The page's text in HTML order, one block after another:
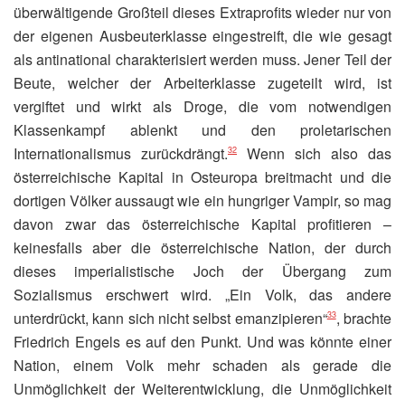
überwältigende Großteil dieses Extraprofits wieder nur von
der eigenen Ausbeuterklasse eingestreift, die wie gesagt
als antinational charakterisiert werden muss. Jener Teil der
Beute, welcher der Arbeiterklasse zugeteilt wird, ist
vergiftet und wirkt als Droge, die vom notwendigen
Klassenkampf ablenkt und den proletarischen
Internationalismus zurückdrängt.32
Wenn sich also das
österreichische Kapital in Osteuropa breitmacht und die
dortigen Völker aussaugt wie ein hungriger Vampir, so mag
davon zwar das österreichische Kapital profitieren –
keinesfalls aber die österreichische Nation, der durch
dieses imperialistische Joch der Übergang zum
Sozialismus erschwert wird. „Ein Volk, das andere
unterdrückt, kann sich nicht selbst emanzipieren“33, brachte
Friedrich Engels es auf den Punkt. Und was könnte einer
Nation, einem Volk mehr schaden als gerade die
Unmöglichkeit der Weiterentwicklung, die Unmöglichkeit